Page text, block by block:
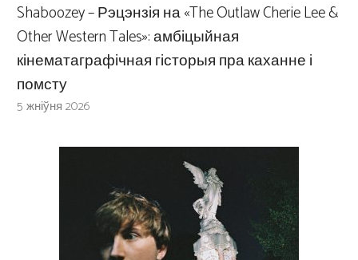
Shaboozey – Рэцэнзія на «The Outlaw Cherie Lee &
Other Western Tales»: амбіцыйная
кінематаграфічная гісторыя пра каханне і
помсту
5 жніўня 2026